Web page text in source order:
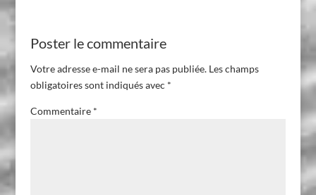
Poster le commentaire
Votre adresse e-mail ne sera pas publiée. Les champs
obligatoires sont indiqués avec *
Commentaire *